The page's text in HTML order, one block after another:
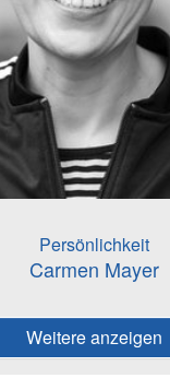
Persönlichkeit
Carmen Mayer
Weitere anzeigen